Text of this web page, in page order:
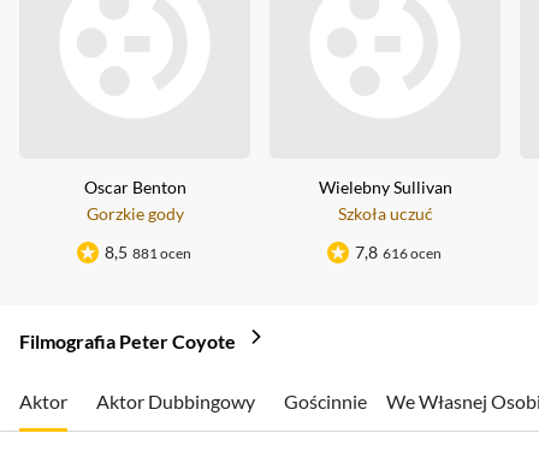
Oscar Benton
Gorzkie gody
8,5 881 ocen
Wielebny Sullivan
Szkoła uczuć
7,8 616 ocen
Filmografia Peter Coyote
Aktor Aktor Dubbingowy Gościnnie We Własnej